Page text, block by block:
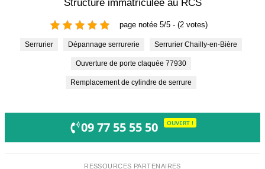
Structure immatriculée au RCS
page notée 5/5 - (2 votes)
Serrurier Dépannage serrurerie Serrurier Chailly-en-Bière
Ouverture de porte claquée 77930
Remplacement de cylindre de serrure
09 77 55 55 50 OUVERT !
RESSOURCES PARTENAIRES